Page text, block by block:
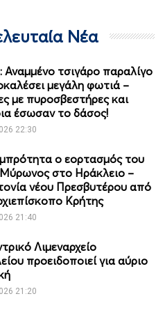
Νέα
Αναμμένο τσιγάρο παραλίγο
μεγάλη φωτιά –
με πυροσβεστήρες και
έσωσαν το δάσος!
22:30
ο εορτασμός του
στο Ηράκλειο –
νέου Πρεσβυτέρου από
Κρήτης
21:40
Λιμεναρχείο
προειδοποιεί για αύριο
21:20